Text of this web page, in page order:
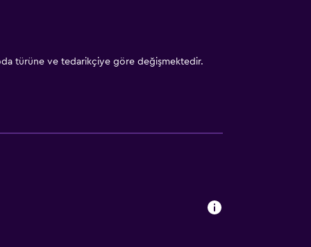
türüne ve tedarikçiye göre değişmektedir.